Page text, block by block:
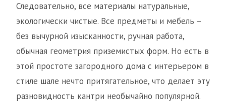
Следовательно, все материалы натуральные,
экологически чистые. Все предметы и мебель –
без вычурной изысканности, ручная работа,
обычная геометрия приземистых форм. Но есть в
этой простоте загородного дома с интерьером в
стиле шале нечто притягательное, что делает эту
разновидность кантри необычайно популярной.